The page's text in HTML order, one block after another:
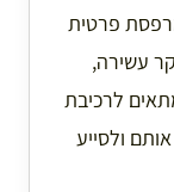
פרטית
עשירה,
לרכיבת
ולסייע